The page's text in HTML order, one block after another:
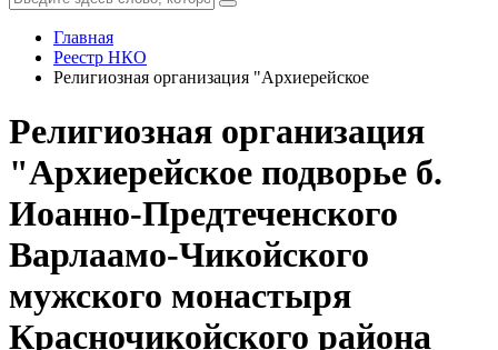
Главная
Реестр НКО
Религиозная организация "Архиерейское
Религиозная организация
"Архиерейское подворье б.
Иоанно-Предтеченского
Варлаамо-Чикойского
мужского монастыря
Красночикойского района